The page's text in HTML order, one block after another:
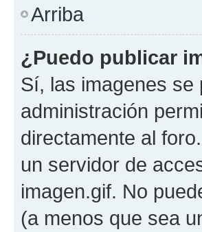
Arriba
¿Puedo publicar
Sí, las imagenes se
administración
directamente al
un servidor de
imagen.gif. No
(a menos que sea